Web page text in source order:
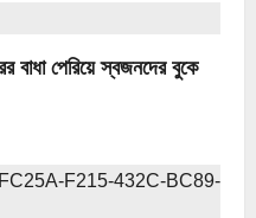
বাধা পেরিয়ে স্বজনদের বুকে